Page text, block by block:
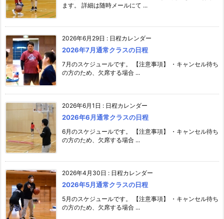
ます。 詳細は随時メールにて ...
2026年6月29日 : 日程カレンダー
2026年7月通常クラスの日程
7月のスケジュールです。 【注意事項】 ・キャンセル待ち
の方のため、欠席する場合 ...
2026年6月1日 : 日程カレンダー
2026年6月通常クラスの日程
6月のスケジュールです。 【注意事項】 ・キャンセル待ち
の方のため、欠席する場合 ...
2026年4月30日 : 日程カレンダー
2026年5月通常クラスの日程
5月のスケジュールです。 【注意事項】 ・キャンセル待ち
の方のため、欠席する場合 ...